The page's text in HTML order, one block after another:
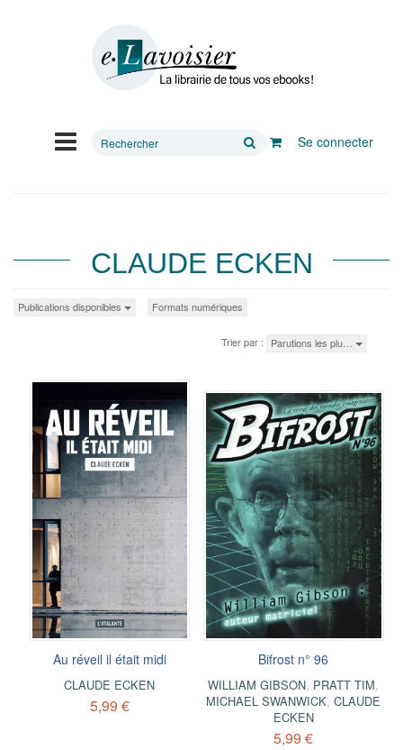
Rechercher
Se connecter
CLAUDE ECKEN
Publications disponibles Formats numériques
Trier par : Parutions les plu…
Au réveil il était midi
CLAUDE ECKEN
5,99 €
Bifrost n° 96
WILLIAM GIBSON, PRATT TIM,
MICHAEL SWANWICK,CLAUDE
ECKEN
5,99 €